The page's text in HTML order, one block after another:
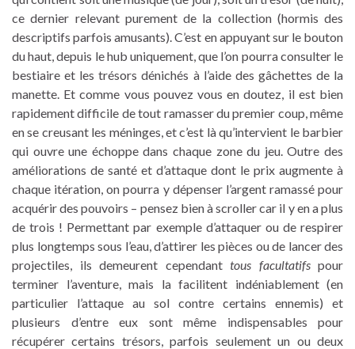
ce dernier relevant purement de la collection (hormis des
descriptifs parfois amusants). C’est en appuyant sur le bouton
du haut, depuis le hub uniquement, que l’on pourra consulter le
bestiaire et les trésors dénichés à l’aide des gâchettes de la
manette. Et comme vous pouvez vous en doutez, il est bien
rapidement difficile de tout ramasser du premier coup, même
en se creusant les méninges, et c’est là qu’intervient le barbier
qui ouvre une échoppe dans chaque zone du jeu. Outre des
améliorations de santé et d’attaque dont le prix augmente à
chaque itération, on pourra y dépenser l’argent ramassé pour
acquérir des pouvoirs – pensez bien à scroller car il y en a plus
de trois ! Permettant par exemple d’attaquer ou de respirer
plus longtemps sous l’eau, d’attirer les pièces ou de lancer des
projectiles, ils demeurent cependant tous facultatifspour
terminer l’aventure, mais la facilitent indéniablement (en
particulier l’attaque au sol contre certains ennemis) et
plusieurs d’entre eux sont même indispensables pour
récupérer certains trésors, parfois seulement un ou deux